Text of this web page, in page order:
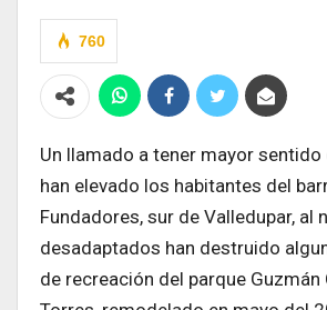
760
Un llamado a tener mayor
han elevado los habitantes del
Fundadores, sur de Valledupar, al
desadaptados han destruido
de recreación del parque Guzmán